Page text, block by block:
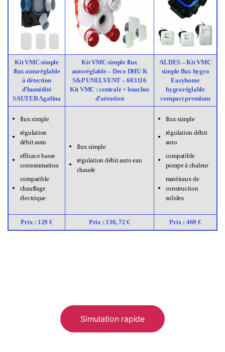
Kit VMC simple
flux autoréglable
à détection
d’humidité
SAUTER Agalina
Kit VMC simple flux
autoréglable – Deco DHU K
S&P UNELVENT – 603116
Kit VMC : centrale + bouches
d’aération
ALDES – Kit VMC
simple flux hygro
Easyhome
hygroréglable
compact premium
flux simple
régulation
débit auto
efficace basse
consommation
compatible
chauffage
électrique
flux simple
régulation débit auto eau
chaude
flux simple
régulation débit
auto
compatible
pompe à chaleur
matériaux de
construction
solides
Prix : 129 € Prix : 136, 72 € Prix : 469 €
Simulation rapide